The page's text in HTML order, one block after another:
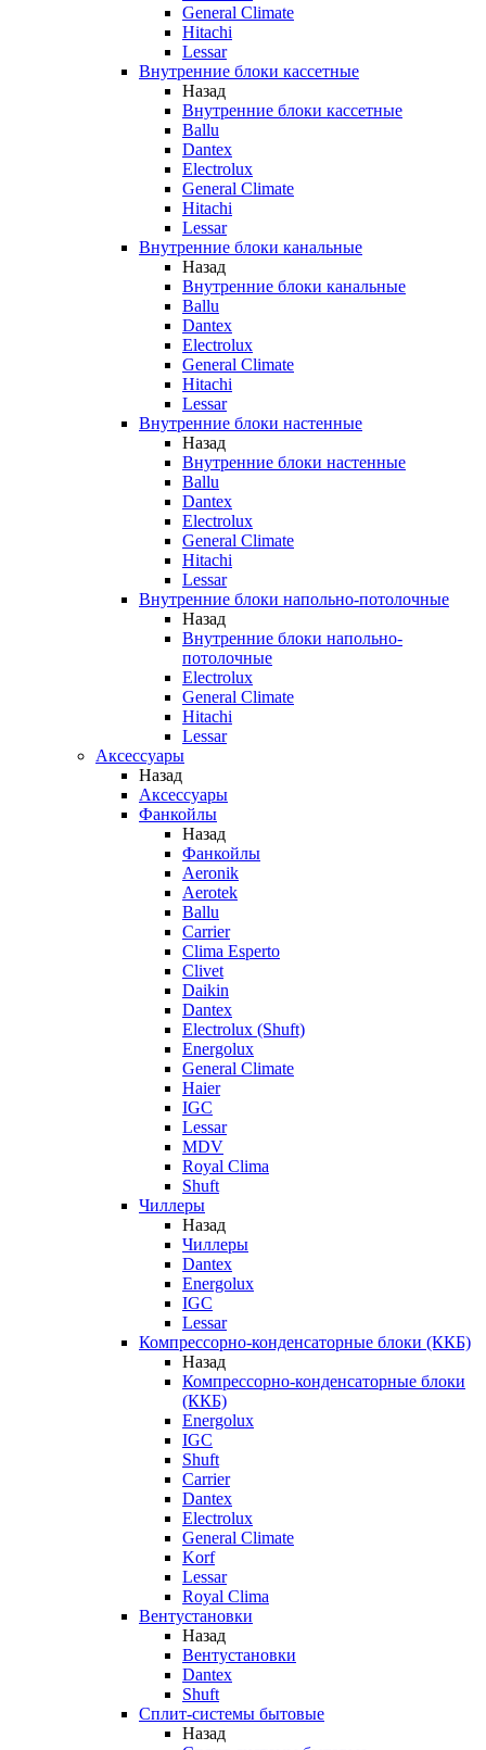
General Climate
Hitachi
Lessar
Внутренние блоки кассетные
Назад
Внутренние блоки кассетные
Ballu
Dantex
Electrolux
General Climate
Hitachi
Lessar
Внутренние блоки канальные
Назад
Внутренние блоки канальные
Ballu
Dantex
Electrolux
General Climate
Hitachi
Lessar
Внутренние блоки настенные
Назад
Внутренние блоки настенные
Ballu
Dantex
Electrolux
General Climate
Hitachi
Lessar
Внутренние блоки напольно-потолочные
Назад
Внутренние блоки напольно-
потолочные
Electrolux
General Climate
Hitachi
Lessar
Аксессуары
Назад
Аксессуары
Фанкойлы
Назад
Фанкойлы
Aeronik
Aerotek
Ballu
Carrier
Clima Esperto
Clivet
Daikin
Dantex
Electrolux (Shuft)
Energolux
General Climate
Haier
IGC
Lessar
MDV
Royal Clima
Shuft
Чиллеры
Назад
Чиллеры
Dantex
Energolux
IGC
Lessar
Компрессорно-конденсаторные блоки (ККБ)
Назад
Компрессорно-конденсаторные блоки
(ККБ)
Energolux
IGC
Shuft
Carrier
Dantex
Electrolux
General Climate
Korf
Lessar
Royal Clima
Вентустановки
Назад
Вентустановки
Dantex
Shuft
Сплит-системы бытовые
Назад